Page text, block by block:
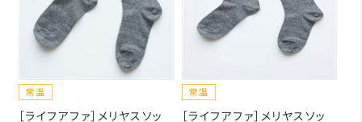
［ライフアファ］メリヤスソッ
［ライフアファ］メリヤスソッ